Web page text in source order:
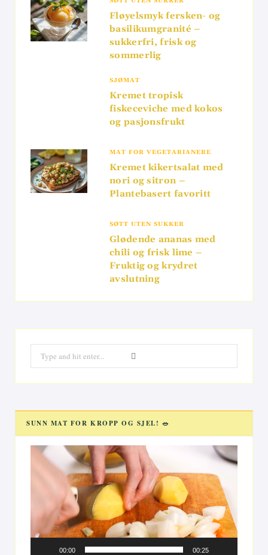
Fløyelsmyk fersken- og
basilikumgranité –
sukkerfri, frisk og
sommerlig
SJØMAT
Kremet tropisk
fiskeceviche med kokos
og pasjonsfrukt
MAT FOR VEGETARIANERE
Kremet kikertsalat med
nori og sitron –
Plantebasert favoritt
SØTT UTEN SUKKER
Glødende ananas med
chili og frisk lime –
Fruktig og krydret
avslutning
for:
SUNN MAT FOR KROPP OG SJEL! 🥗
Videoavspiller
00:00 00:25